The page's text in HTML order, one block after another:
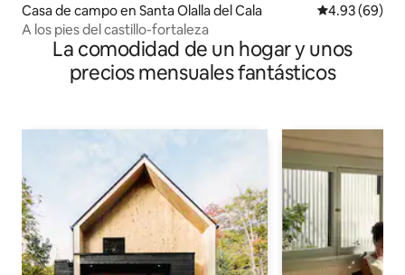
Casa de campo en Santa Olalla del Cala Calificación
4.93 (69)
A los pies del castillo-fortaleza
La comodidad de un hogar y unos
precios mensuales fantásticos